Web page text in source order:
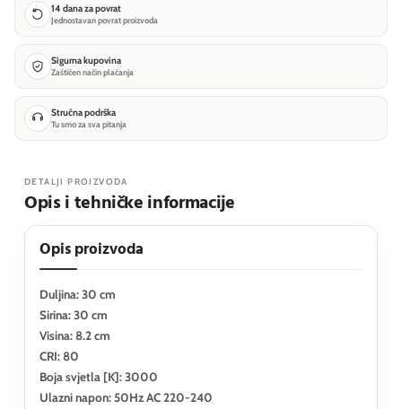
14 dana za povrat
Jednostavan povrat proizvoda
Sigurna kupovina
Zaštićen način plaćanja
Stručna podrška
Tu smo za sva pitanja
DETALJI PROIZVODA
Opis i tehničke informacije
Opis proizvoda
Duljina: 30 cm
Sirina: 30 cm
Visina: 8.2 cm
CRI: 80
Boja svjetla [K]: 3000
Ulazni napon: 50Hz AC 220-240